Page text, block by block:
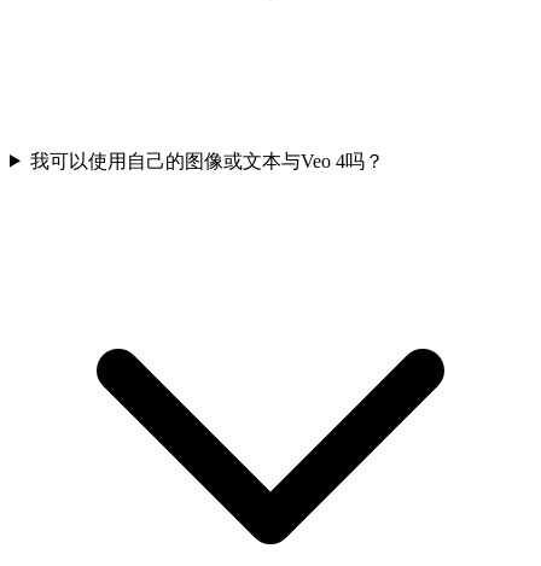
我可以使用自己的图像或文本与Veo 4吗？